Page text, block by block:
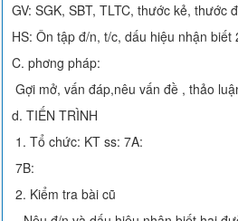
GV: SGK, SBT, TLTC, thước kẻ, thước
HS: Ôn tập đ/n, t/c, dấu hiệu nhận biết
C. ph­ơng pháp:
Gợi mở, vấn đáp,nêu vấn đề , thảo
d. TIẾN TRÌNH
1. Tổ chức: KT ss: 7A:
7B:
2. Kiểm tra bài cũ